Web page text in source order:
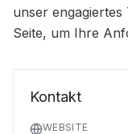
unser
Seite, um Ihre
Kontakt
WEBSITE